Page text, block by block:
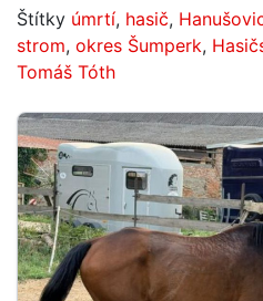
Štítky úmrtí, hasič,
strom, okres Šumperk,
Tomáš Tóth